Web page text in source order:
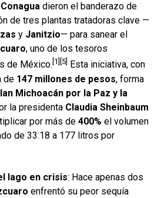
Conagua dieron el banderazo de
de tres plantas tratadoras clave —
y Janitzio— para sanear el
, uno de los tesoros
de México. [1][5] Esta iniciativa, con
de 147 millones de pesos, forma
Michoacán por la Paz y la
la presidenta Claudia Sheinbaum
por más de 400% el volumen
de 33.18 a 177 litros por
lago en crisis: Hace apenas dos
enfrentó su peor sequía